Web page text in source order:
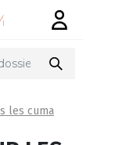
les cuma